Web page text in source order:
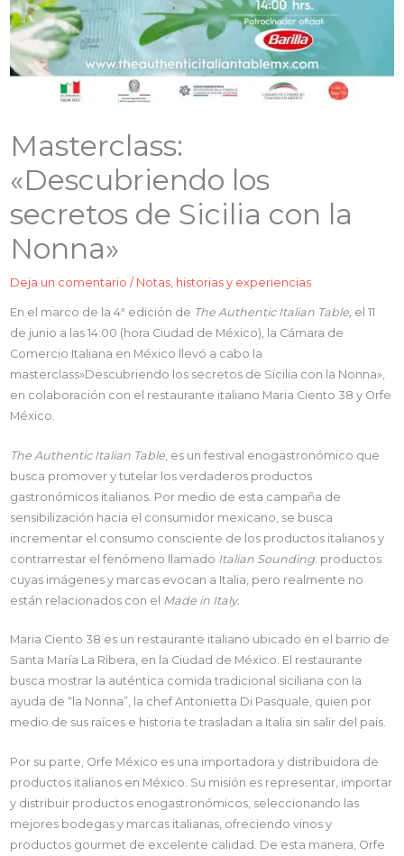
Masterclass:
«Descubriendo los
secretos de Sicilia con la
Nonna»
Deja un comentario / Notas, historias y experiencias
En el marco de la 4ª edición de The Authentic Italian Table, el 11
de junio a las 14:00 (hora Ciudad de México), la Cámara de
Comercio Italiana en México llevó a cabo la
masterclass»Descubriendo los secretos de Sicilia con la Nonna»,
en colaboración con el restaurante italiano Maria Ciento 38 y Orfe
México.
The Authentic Italian Table , es un festival enogastronómico que
busca promover y tutelar los verdaderos productos
gastronómicos italianos. Por medio de esta campaña de
sensibilización hacia el consumidor mexicano, se busca
incrementar el consumo consciente de los productos italianos y
contrarrestar el fenómeno llamado Italian Sounding: productos
cuyas imágenes y marcas evocan a Italia, pero realmente no
están relacionados con el Made in Italy.
Maria Ciento 38 es un restaurante italiano ubicado en el barrio de
Santa María La Ribera, en la Ciudad de México. El restaurante
busca mostrar la auténtica comida tradicional siciliana con la
ayuda de “la Nonna”, la chef Antonietta Di Pasquale, quien por
medio de sus raíces e historia te trasladan a Italia sin salir del país.
Por su parte, Orfe México es una importadora y distribuidora de
productos italianos en México. Su misión es representar, importar
y distribuir productos enogastronómicos, seleccionando las
mejores bodegas y marcas italianas, ofreciendo vinos y
productos gourmet de excelente calidad. De esta manera, Orfe